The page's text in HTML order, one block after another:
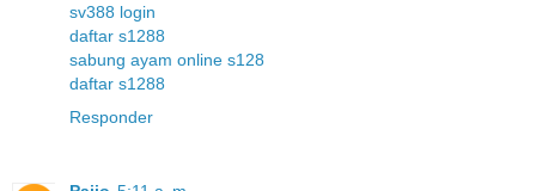
sv388 login
daftar s1288
sabung ayam online s128
daftar s1288
Responder